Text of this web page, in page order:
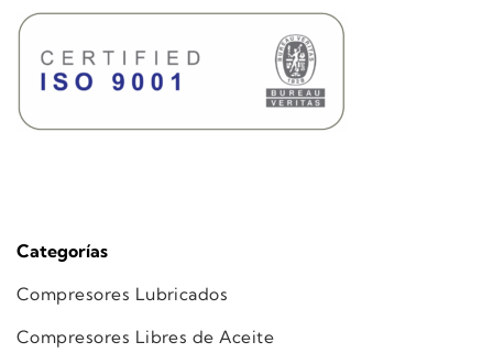
Categorías
Compresores Lubricados
Compresores Libres de Aceite